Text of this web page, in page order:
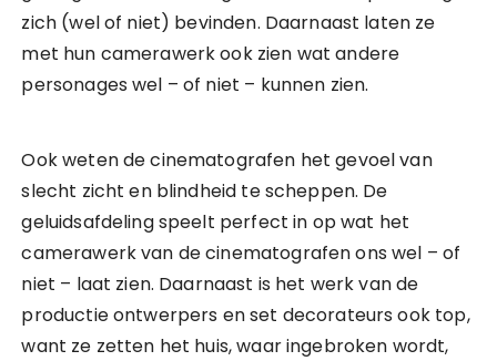
zich (wel of niet) bevinden. Daarnaast laten ze
met hun camerawerk ook zien wat andere
personages wel – of niet – kunnen zien.
Ook weten de cinematografen het gevoel van
slecht zicht en blindheid te scheppen. De
geluidsafdeling speelt perfect in op wat het
camerawerk van de cinematografen ons wel – of
niet – laat zien. Daarnaast is het werk van de
productie ontwerpers en set decorateurs ook top,
want ze zetten het huis, waar ingebroken wordt,